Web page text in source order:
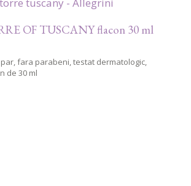
OF TUSCANY flacon 30 ml
fara parabeni, testat dermatologic,
de 30 ml